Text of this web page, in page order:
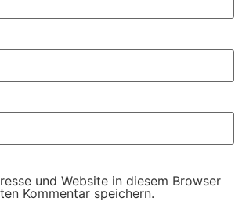
und Website in diesem Browser
Kommentar speichern.